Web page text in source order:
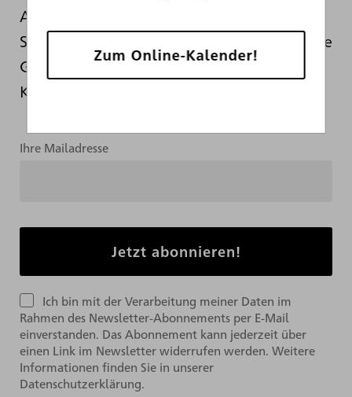
Auch während der sanierungsbedingten
Schließung informieren wir Sie hier über die
Geschehnisse hinter den Kulissen der
Kunsthalle.
Ihre Mailadresse
Ich bin mit der Verarbeitung meiner Daten im
Rahmen des Newsletter-Abonnements per E-Mail
einverstanden. Das Abonnement kann jederzeit über
einen Link im Newsletter widerrufen werden. Weitere
Informationen finden Sie in unserer
Datenschutzerklärung.
Zum Online-Kalender!